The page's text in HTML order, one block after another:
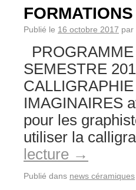
Publié le 16 octobre 2017 par
SEMESTRE
IMAGINAIRES
pour les
utiliser la
lecture →
Publié dans news céramiques